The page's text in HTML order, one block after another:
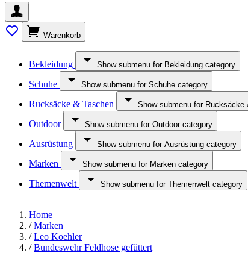
Warenkorb
Bekleidung Show submenu for Bekleidung category
Schuhe Show submenu for Schuhe category
Rucksäcke & Taschen Show submenu for Rucksäcke
Outdoor Show submenu for Outdoor category
Ausrüstung Show submenu for Ausrüstung category
Marken Show submenu for Marken category
Themenwelt Show submenu for Themenwelt category
Home
/ Marken
/ Leo Koehler
/ Bundeswehr Feldhose gefüttert